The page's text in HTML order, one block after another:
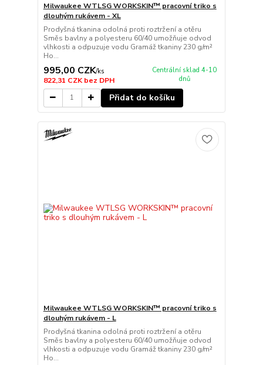
Milwaukee WTLSG WORKSKIN™ pracovní triko s
dlouhým rukávem - XL
Prodyšná tkanina odolná proti roztržení a otěru
Směs bavlny a polyesteru 60/40 umožňuje odvod
vlhkosti a odpuzuje vodu Gramáž tkaniny 230 g/m²
Ho...
995,00 CZK/ks
822,31 CZKbez DPH
Centrální sklad 4-10
dnů
Přidat do košíku
Milwaukee WTLSG WORKSKIN™ pracovní triko s
dlouhým rukávem - L
Prodyšná tkanina odolná proti roztržení a otěru
Směs bavlny a polyesteru 60/40 umožňuje odvod
vlhkosti a odpuzuje vodu Gramáž tkaniny 230 g/m²
Ho...